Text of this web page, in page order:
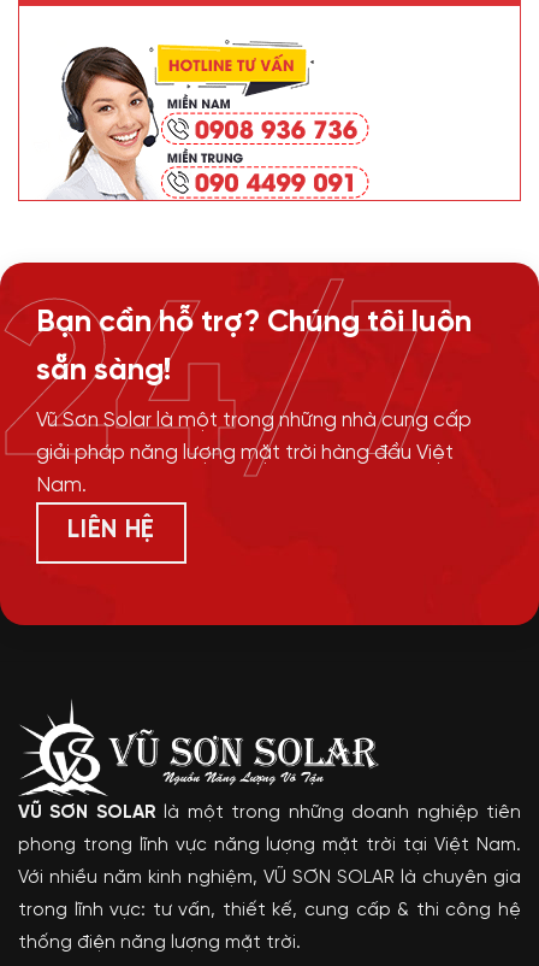
Bạn cần hỗ trợ? Chúng tôi luôn
sẵn sàng!
Vũ Sơn Solar là một trong những nhà cung cấp
giải pháp năng lượng mặt trời hàng đầu Việt
Nam.
LIÊN HỆ
24/7
VŨ SƠN SOLAR là một trong những doanh nghiệp tiên
phong trong lĩnh vực năng lượng mặt trời tại Việt Nam.
Với nhiều năm kinh nghiệm, VŨ SƠN SOLAR là chuyên gia
trong lĩnh vực: tư vấn, thiết kế, cung cấp & thi công hệ
thống điện năng lượng mặt trời.